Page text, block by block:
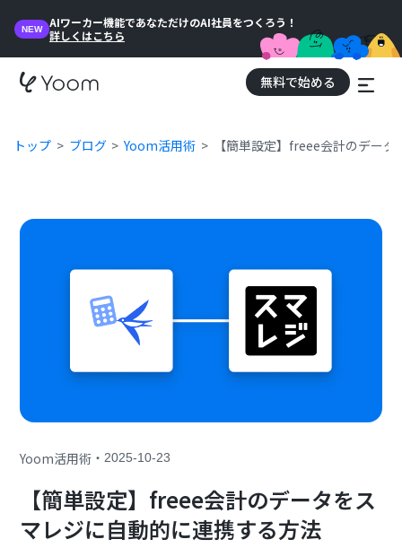
NEW
AIワーカー機能であなただけのAI社員をつくろう！
詳しくはこちら
無料で始める
トップ ブログ Yoom活用術 【簡単設定】freee会計のデー
Yoom活用術 ・2025-10-23
【簡単設定】freee会計のデータをス
マレジに自動的に連携する方法